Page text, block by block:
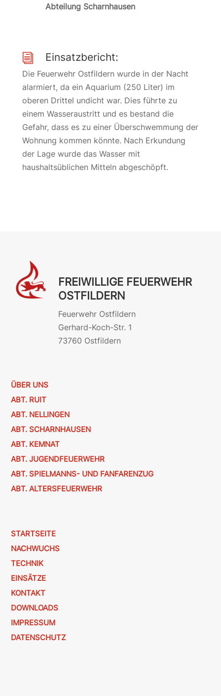
Abteilung Scharnhausen
i Einsatzbericht:
Die Feuerwehr Ostfildern wurde in der Nacht
alarmiert, da ein Aquarium (250 Liter) im
oberen Drittel undicht war. Dies führte zu
einem Wasseraustritt und es bestand die
Gefahr, dass es zu einer Überschwemmung der
Wohnung kommen könnte. Nach Erkundung
der Lage wurde das Wasser mit
haushaltsüblichen Mitteln abgeschöpft.
FREIWILLIGE FEUERWEHR
OSTFILDERN
Feuerwehr Ostfildern
Gerhard-Koch-Str. 1
73760 Ostfildern
ÜBER UNS
ABT. RUIT
ABT. NELLINGEN
ABT. SCHARNHAUSEN
ABT. KEMNAT
ABT. JUGENDFEUERWEHR
ABT. SPIELMANNS- UND FANFARENZUG
ABT. ALTERSFEUERWEHR
STARTSEITE
NACHWUCHS
TECHNIK
EINSÄTZE
KONTAKT
DOWNLOADS
IMPRESSUM
DATENSCHUTZ